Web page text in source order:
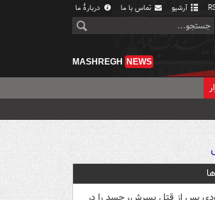
آرشیو تماس با ما دربارهٔ ما
MASHREGH NEWS